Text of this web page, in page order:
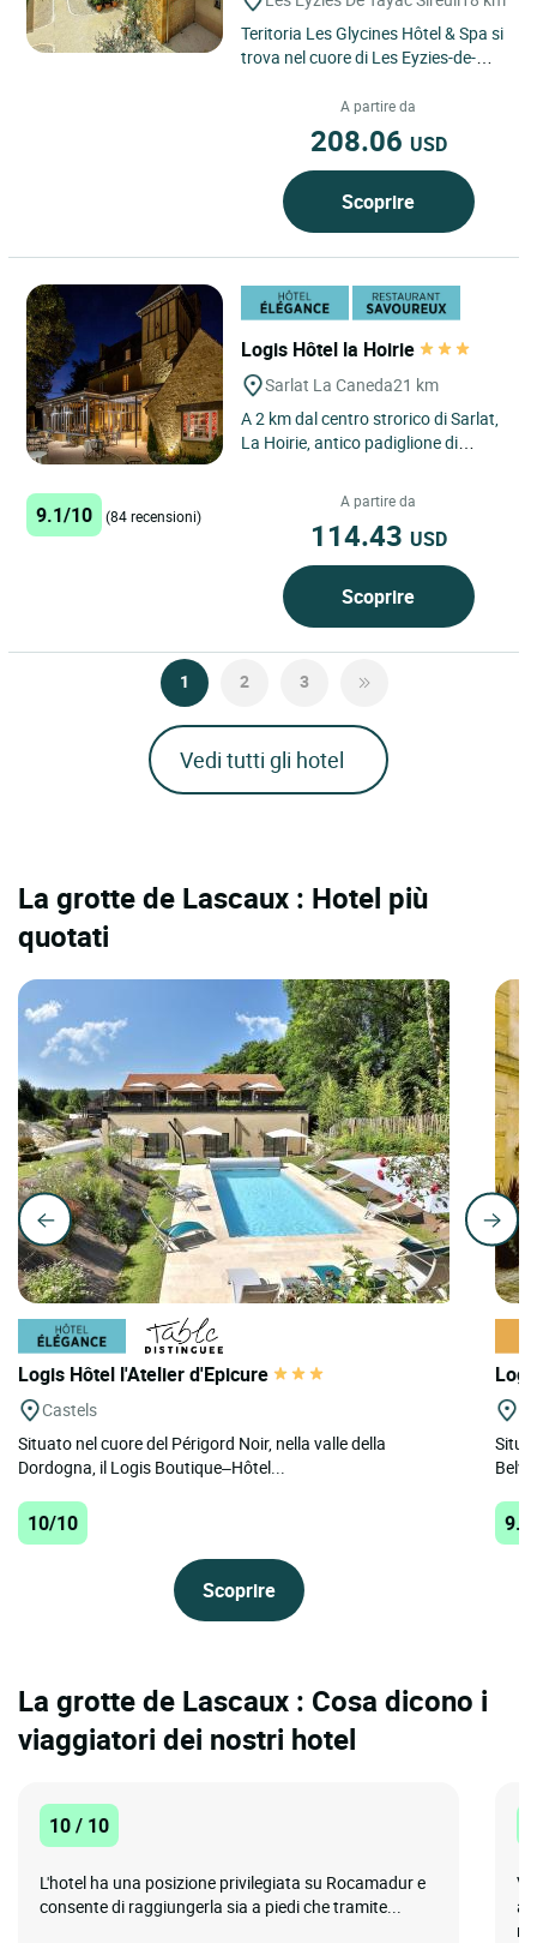
Teritoria Les Glycines Hôtel & Spa si
trova nel cuore di Les Eyzies-de-
Périgord Noir, dove...
A partire da
208.06 USD
Scoprire
Logis Hôtel la Hoirie
Sarlat La Caneda21 km
A 2 km dal centro strorico di Sarlat,
La Hoirie, antico padiglione di
alberato e fiorito...
9.1/10 (84 recensioni)
A partire da
114.43 USD
Scoprire
1 2 3
Vedi tutti gli hotel
La grotte de Lascaux : Hotel più
quotati
Logis Hôtel l'Atelier d'Epicure
Castels
Situato nel cuore del Périgord Noir, nella valle della
Dordogna, il Logis Boutique–Hôtel...
10/10
Scoprire
La grotte de Lascaux : Cosa dicono i
viaggiatori dei nostri hotel
10 / 10
L'hotel ha una posizione privilegiata su Rocamadur e
consente di raggiungerla sia a piedi che tramite...
a